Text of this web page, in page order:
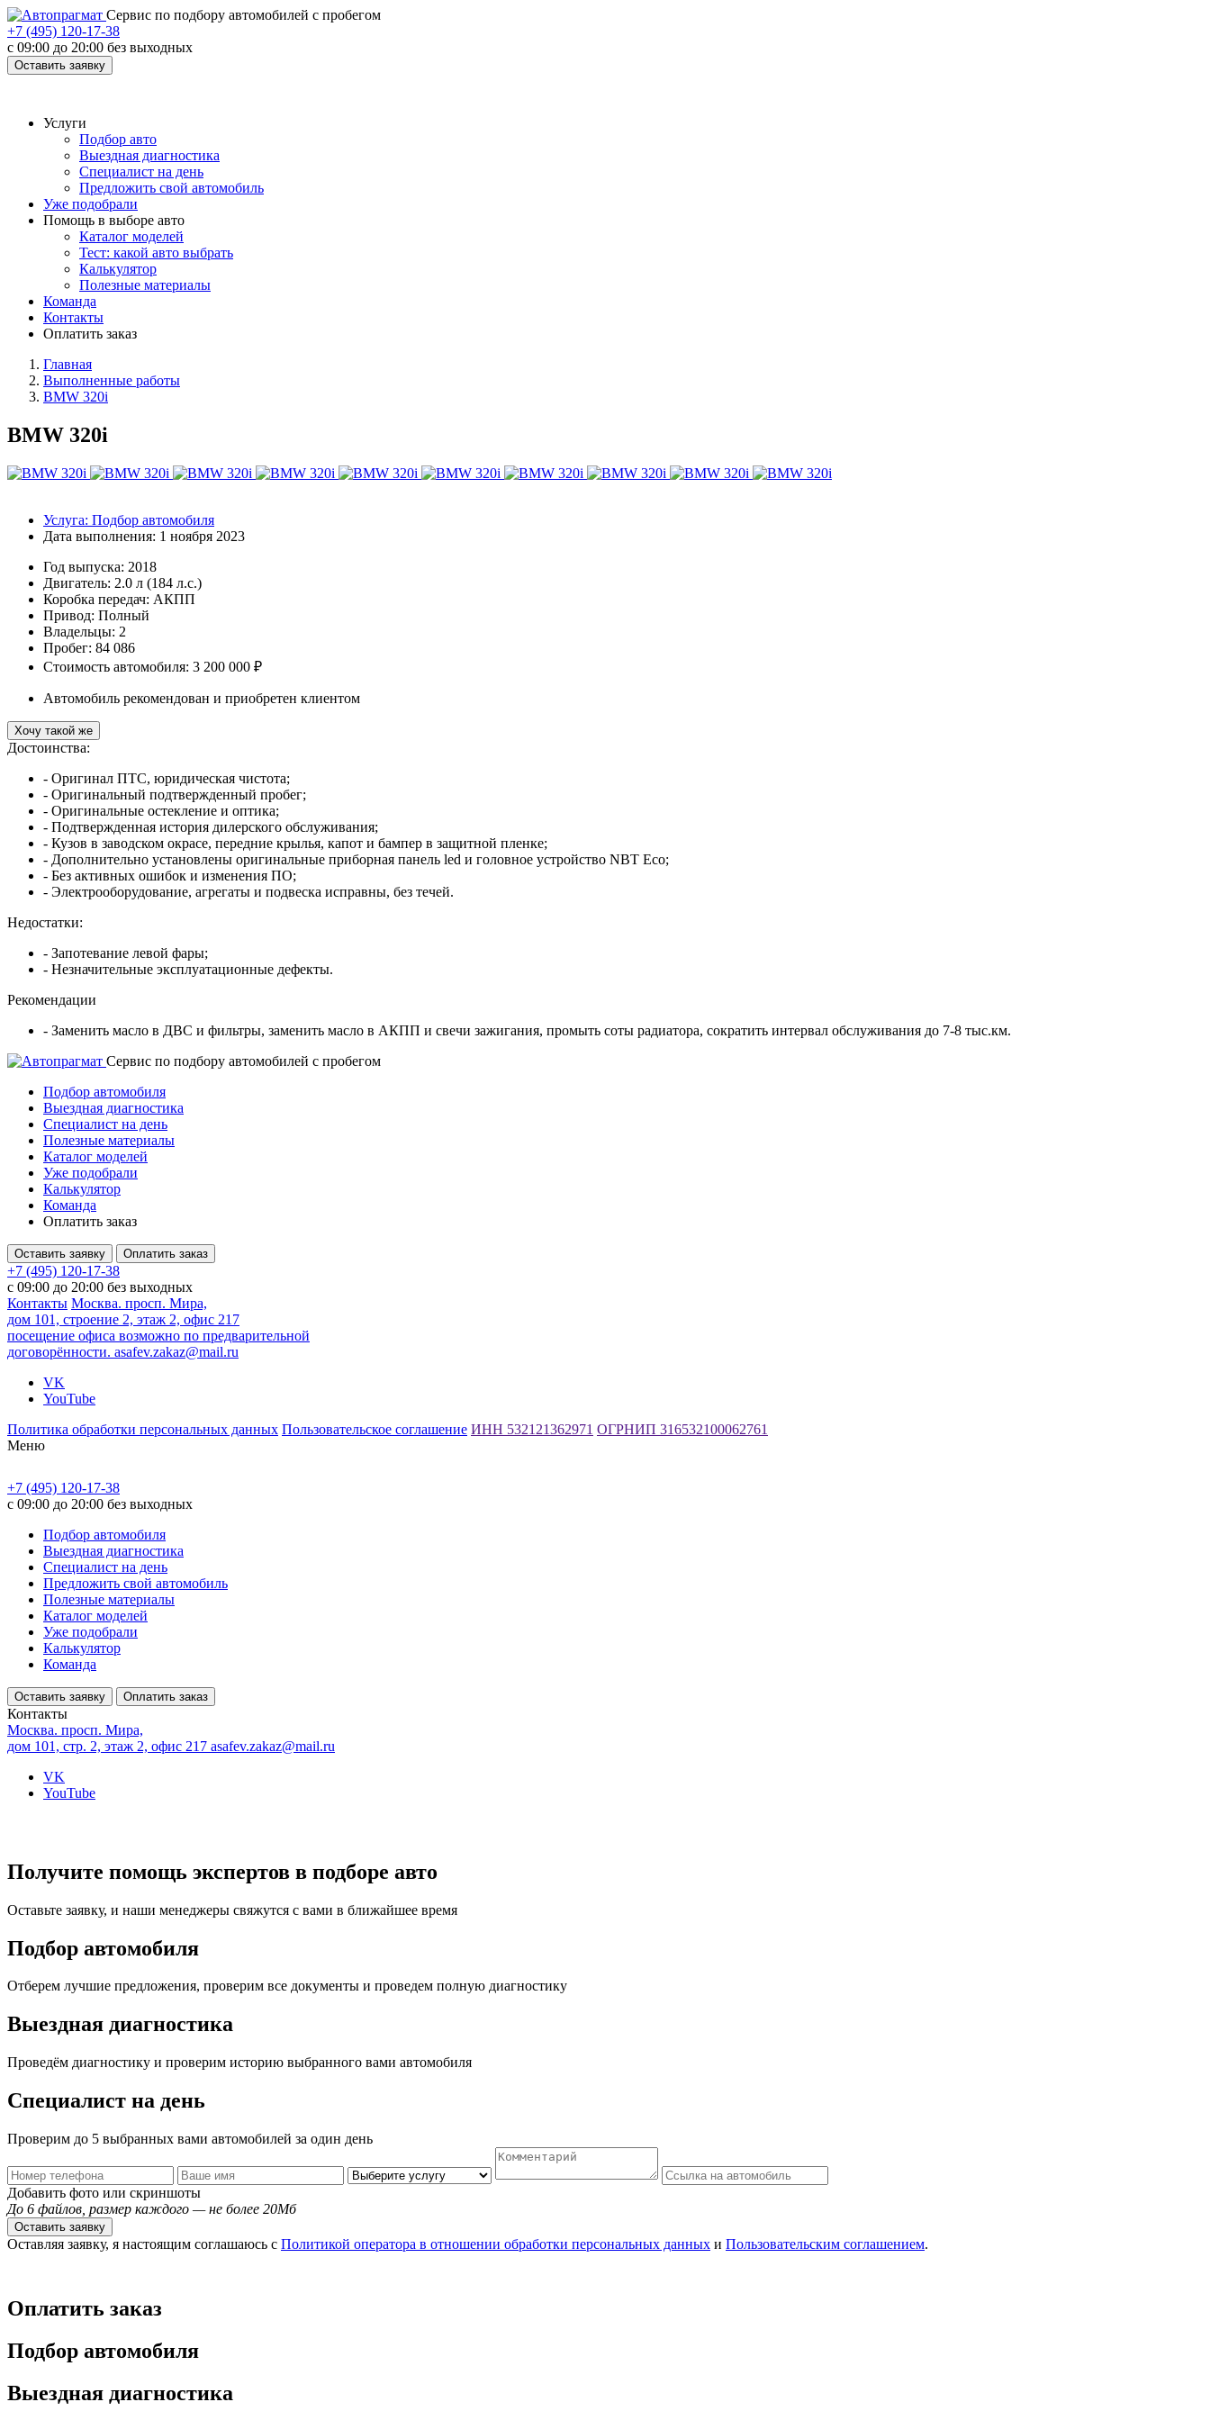
Cервис по подбору автомобилей с пробегом
+7 (495) 120-17-38
с 09:00 до 20:00 без выходных
Оставить заявку
Услуги
Подбор авто
Выездная диагностика
Специалист на день
Предложить свой автомобиль
Уже подобрали
Помощь в выборе авто
Каталог моделей
Тест: какой авто выбрать
Калькулятор
Полезные материалы
Команда
Контакты
Оплатить заказ
Главная
Выполненные работы
BMW 320i
BMW 320i
Услуга: Подбор автомобиля
Дата выполнения: 1 ноября 2023
Год выпуска: 2018
Двигатель: 2.0 л (184 л.с.)
Коробка передач: АКПП
Привод: Полный
Владельцы: 2
Пробег: 84 086
Стоимость автомобиля: 3 200 000 ₽
Автомобиль рекомендован и приобретен клиентом
Хочу такой же
Достоинства:
- Оригинал ПТС, юридическая чистота;
- Оригинальный подтвержденный пробег;
- Оригинальные остекление и оптика;
- Подтвержденная история дилерского обслуживания;
- Кузов в заводском окрасе, передние крылья, капот и бампер в защитной пленке;
- Дополнительно установлены оригинальные приборная панель led и головное устройство NBT Eco;
- Без активных ошибок и изменения ПО;
- Электрооборудование, агрегаты и подвеска исправны, без течей.
Недостатки:
- Запотевание левой фары;
- Незначительные эксплуатационные дефекты.
Рекомендации
- Заменить масло в ДВС и фильтры, заменить масло в АКПП и свечи зажигания, промыть соты радиатора, сократить интервал обслуживания до 7-8 тыс.км.
Cервис по подбору автомобилей с пробегом
Подбор автомобиля
Выездная диагностика
Специалист на день
Полезные материалы
Каталог моделей
Уже подобрали
Калькулятор
Команда
Оплатить заказ
Оставить заявку Оплатить заказ
+7 (495) 120-17-38
с 09:00 до 20:00 без выходных
Контакты Москва. просп. Мира,
дом 101, строение 2, этаж 2, офис 217
посещение офиса возможно по предварительной
договорённости. asafev.zakaz@mail.ru
VK
YouTube
Политика обработки персональных данных Пользовательское соглашение ИНН 532121362971 ОГРНИП 316532100062761
Меню
+7 (495) 120-17-38
с 09:00 до 20:00 без выходных
Подбор автомобиля
Выездная диагностика
Специалист на день
Предложить свой автомобиль
Полезные материалы
Каталог моделей
Уже подобрали
Калькулятор
Команда
Оставить заявку Оплатить заказ
Контакты
Москва. просп. Мира,
дом 101, стр. 2, этаж 2, офис 217 asafev.zakaz@mail.ru
VK
YouTube
Получите помощь экспертов в подборе авто
Оставьте заявку, и наши менеджеры свяжутся с вами в ближайшее время
Подбор автомобиля
Отберем лучшие предложения, проверим все документы и проведем полную диагностику
Выездная диагностика
Проведём диагностику и проверим историю выбранного вами автомобиля
Специалист на день
Проверим до 5 выбранных вами автомобилей за один день
Добавить фото или скриншоты
До 6 файлов, размер каждого — не более 20Мб
Оставить заявку
Оставляя заявку, я настоящим соглашаюсь с Политикой оператора в отношении обработки персональных данных и Пользовательским соглашением.
Оплатить заказ
Подбор автомобиля
Выездная диагностика